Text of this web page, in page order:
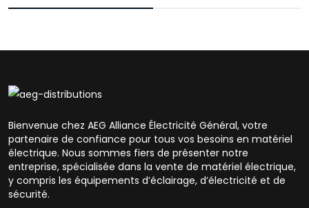
Bienvenue chez AEG Alliance Électricité Général, votre
partenaire de confiance pour tous vos besoins en matériel
électrique. Nous sommes fiers de présenter notre
entreprise, spécialisée dans la vente de matériel électrique,
y compris les équipements d’éclairage, d’électricité et de
sécurité.